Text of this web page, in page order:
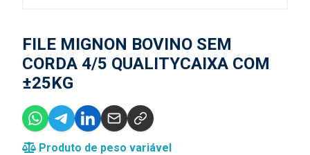
FILE MIGNON BOVINO SEM
CORDA 4/5 QUALITYCAIXA COM
±25KG
Produto de peso variável